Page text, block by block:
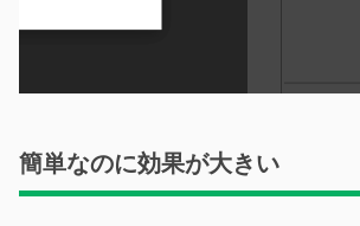
簡単なのに効果が大きい